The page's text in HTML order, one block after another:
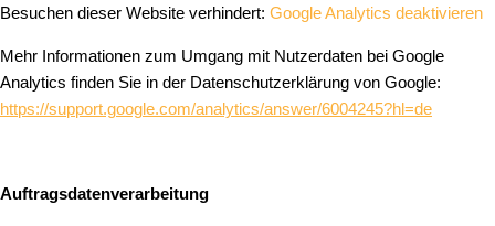
Besuchen dieser Website verhindert: Google Analytics deaktivieren
Mehr Informationen zum Umgang mit Nutzerdaten bei Google
Analytics finden Sie in der Datenschutzerklärung von Google:
https://support.google.com/analytics/answer/6004245?hl=de
Auftragsdatenverarbeitung